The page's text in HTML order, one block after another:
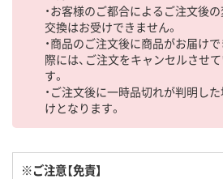
・お客様のご都合によるご注文後の
交換はお受けできません。
・商品のご注文後に商品がお届け
際には、ご注文をキャンセルさせ
す。
・ご注文後に一時品切れが判明し
けとなります。
※ご注意【免責】